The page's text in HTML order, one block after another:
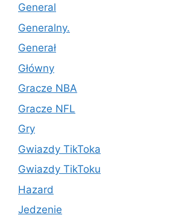
General
Generalny.
Generał
Główny
Gracze NBA
Gracze NFL
Gry
Gwiazdy TikToka
Gwiazdy TikToku
Hazard
Jedzenie